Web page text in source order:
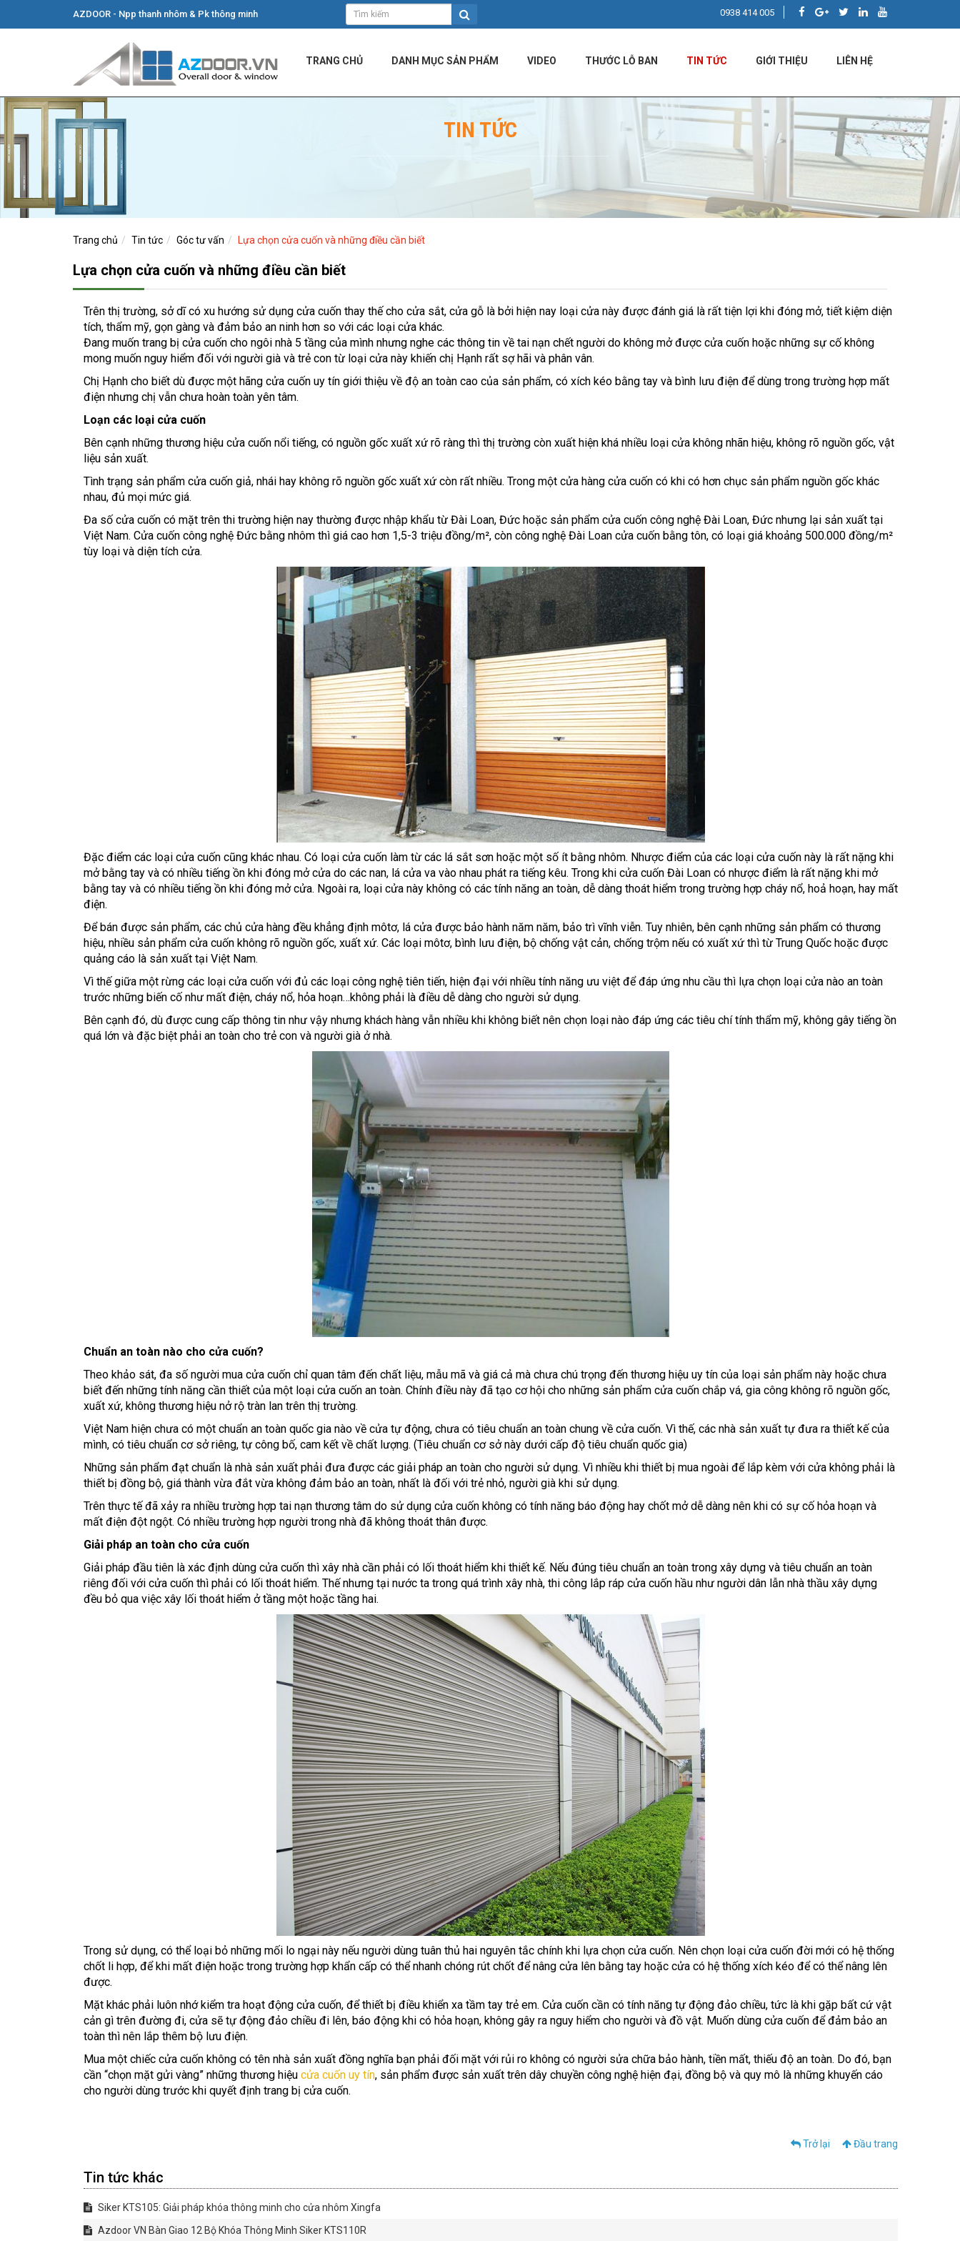
AZDOOR - Npp thanh nhôm & Pk thông minh 0938 414 005
TRANG CHỦ DANH MỤC SẢN PHẨM VIDEO THƯỚC LỖ BAN TIN TỨC GIỚI THIỆU LIÊN HỆ
TIN TỨC
Trang chủ Tin tức Góc tư vấn Lựa chọn cửa cuốn và những điều cần biết
Lựa chọn cửa cuốn và những điều cần biết
Trên thị trường, sở dĩ có xu hướng sử dụng cửa cuốn thay thế cho cửa sắt, cửa gỗ là bởi hiện nay loại cửa này được đánh giá là rất tiện lợi khi đóng mở, tiết kiệm diện
tích, thẩm mỹ, gọn gàng và đảm bảo an ninh hơn so với các loại cửa khác.
Đang muốn trang bị cửa cuốn cho ngôi nhà 5 tầng của mình nhưng nghe các thông tin về tai nạn chết người do không mở được cửa cuốn hoặc những sự cố không
mong muốn nguy hiểm đối với người già và trẻ con từ loại cửa này khiến chị Hạnh rất sợ hãi và phân vân.
Chị Hạnh cho biết dù được một hãng cửa cuốn uy tín giới thiệu về độ an toàn cao của sản phẩm, có xích kéo bằng tay và bình lưu điện để dùng trong trường hợp mất
điện nhưng chị vẫn chưa hoàn toàn yên tâm.
Loạn các loại cửa cuốn
Bên cạnh những thương hiệu cửa cuốn nổi tiếng, có nguồn gốc xuất xứ rõ ràng thì thị trường còn xuất hiện khá nhiều loại cửa không nhãn hiệu, không rõ nguồn gốc, vật
liệu sản xuất.
Tình trạng sản phẩm cửa cuốn giả, nhái hay không rõ nguồn gốc xuất xứ còn rất nhiều. Trong một cửa hàng cửa cuốn có khi có hơn chục sản phẩm nguồn gốc khác
nhau, đủ mọi mức giá.
Đa số cửa cuốn có mặt trên thi trường hiện nay thường được nhập khẩu từ Đài Loan, Đức hoặc sản phẩm cửa cuốn công nghệ Đài Loan, Đức nhưng lại sản xuất tại
Việt Nam. Cửa cuốn công nghệ Đức bằng nhôm thì giá cao hơn 1,5-3 triệu đồng/m², còn công nghệ Đài Loan cửa cuốn bằng tôn, có loại giá khoảng 500.000 đồng/m²
tùy loại và diện tích cửa.
Đặc điểm các loại cửa cuốn cũng khác nhau. Có loại cửa cuốn làm từ các lá sắt sơn hoặc một số ít bằng nhôm. Nhược điểm của các loại cửa cuốn này là rất nặng khi
mở bằng tay và có nhiều tiếng ồn khi đóng mở cửa do các nan, lá cửa va vào nhau phát ra tiếng kêu. Trong khi cửa cuốn Đài Loan có nhược điểm là rất nặng khi mở
bằng tay và có nhiều tiếng ồn khi đóng mở cửa. Ngoài ra, loại cửa này không có các tính năng an toàn, dễ dàng thoát hiểm trong trường hợp cháy nổ, hoả hoạn, hay mất
điện.
Để bán được sản phẩm, các chủ cửa hàng đều khẳng định môtơ, lá cửa được bảo hành năm năm, bảo trì vĩnh viễn. Tuy nhiên, bên cạnh những sản phẩm có thương
hiệu, nhiều sản phẩm cửa cuốn không rõ nguồn gốc, xuất xứ. Các loại môtơ, bình lưu điện, bộ chống vật cản, chống trộm nếu có xuất xứ thì từ Trung Quốc hoặc được
quảng cáo là sản xuất tại Việt Nam.
Vì thế giữa một rừng các loại cửa cuốn với đủ các loại công nghệ tiên tiến, hiện đại với nhiều tính năng ưu việt để đáp ứng nhu cầu thì lựa chọn loại cửa nào an toàn
trước những biến cố như mất điện, cháy nổ, hỏa hoạn…không phải là điều dễ dàng cho người sử dụng.
Bên cạnh đó, dù được cung cấp thông tin như vậy nhưng khách hàng vẫn nhiều khi không biết nên chọn loại nào đáp ứng các tiêu chí tính thẩm mỹ, không gây tiếng ồn
quá lớn và đặc biệt phải an toàn cho trẻ con và người già ở nhà.
Chuẩn an toàn nào cho cửa cuốn?
Theo khảo sát, đa số người mua cửa cuốn chỉ quan tâm đến chất liệu, mẫu mã và giá cả mà chưa chú trọng đến thương hiệu uy tín của loại sản phẩm này hoặc chưa
biết đến những tính năng cần thiết của một loại cửa cuốn an toàn. Chính điều này đã tạo cơ hội cho những sản phẩm cửa cuốn chắp vá, gia công không rõ nguồn gốc,
xuất xứ, không thương hiệu nở rộ tràn lan trên thị trường.
Việt Nam hiện chưa có một chuẩn an toàn quốc gia nào về cửa tự động, chưa có tiêu chuẩn an toàn chung về cửa cuốn. Vì thế, các nhà sản xuất tự đưa ra thiết kế của
mình, có tiêu chuẩn cơ sở riêng, tự công bố, cam kết về chất lượng. (Tiêu chuẩn cơ sở này dưới cấp độ tiêu chuẩn quốc gia)
Những sản phẩm đạt chuẩn là nhà sản xuất phải đưa được các giải pháp an toàn cho người sử dụng. Vì nhiều khi thiết bị mua ngoài để lắp kèm với cửa không phải là
thiết bị đồng bộ, giá thành vừa đắt vừa không đảm bảo an toàn, nhất là đối với trẻ nhỏ, người già khi sử dụng.
Trên thực tế đã xảy ra nhiều trường hợp tai nạn thương tâm do sử dụng cửa cuốn không có tính năng báo động hay chốt mở dễ dàng nên khi có sự cố hỏa hoạn và
mất điện đột ngột. Có nhiều trường hợp người trong nhà đã không thoát thân được.
Giải pháp an toàn cho cửa cuốn
Giải pháp đầu tiên là xác định dùng cửa cuốn thì xây nhà cần phải có lối thoát hiểm khi thiết kế. Nếu đúng tiêu chuẩn an toàn trong xây dựng và tiêu chuẩn an toàn
riêng đối với cửa cuốn thì phải có lối thoát hiểm. Thế nhưng tại nước ta trong quá trình xây nhà, thi công lắp ráp cửa cuốn hầu như người dân lẫn nhà thầu xây dựng
đều bỏ qua việc xây lối thoát hiểm ở tầng một hoặc tầng hai.
Trong sử dụng, có thể loại bỏ những mối lo ngại này nếu người dùng tuân thủ hai nguyên tắc chính khi lựa chọn cửa cuốn. Nên chọn loại cửa cuốn đời mới có hệ thống
chốt li hợp, để khi mất điện hoặc trong trường hợp khẩn cấp có thể nhanh chóng rút chốt để nâng cửa lên bằng tay hoặc cửa có hệ thống xích kéo để có thể nâng lên
được.
Mặt khác phải luôn nhớ kiểm tra hoạt động cửa cuốn, để thiết bị điều khiển xa tầm tay trẻ em. Cửa cuốn cần có tính năng tự động đảo chiều, tức là khi gặp bất cứ vật
cản gì trên đường đi, cửa sẽ tự động đảo chiều đi lên, báo động khi có hỏa hoạn, không gây ra nguy hiểm cho người và đồ vật. Muốn dùng cửa cuốn để đảm bảo an
toàn thì nên lắp thêm bộ lưu điện.
Mua một chiếc cửa cuốn không có tên nhà sản xuất đồng nghĩa bạn phải đối mặt với rủi ro không có người sửa chữa bảo hành, tiền mất, thiếu độ an toàn. Do đó, bạn
cần “chọn mặt gửi vàng” những thương hiệu cửa cuốn uy tín, sản phẩm được sản xuất trên dây chuyền công nghệ hiện đại, đồng bộ và quy mô là những khuyến cáo
cho người dùng trước khi quyết định trang bị cửa cuốn.
Trở lại Đầu trang
Tin tức khác
Siker KTS105: Giải pháp khóa thông minh cho cửa nhôm Xingfa
Azdoor VN Bàn Giao 12 Bộ Khóa Thông Minh Siker KTS110R